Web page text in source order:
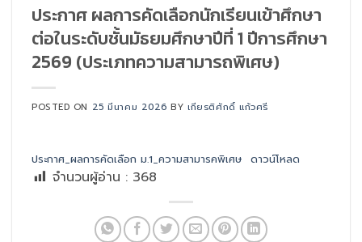
ประกาศ ผลการคัดเลือกนักเรียนเข้าศึกษา
ต่อในระดับชั้นมัธยมศึกษาปีที่ 1 ปีการศึกษา
2569 (ประเภทความสามารถพิเศษ)
POSTED ON 25 มีนาคม 2026 BYเกียรติศักดิ์ แก้วศรี
ประกาศ_ผลการคัดเลือก ม.1_ความสามารคพิเศษ ดาวน์โหลด
จำนวนผู้อ่าน : 368